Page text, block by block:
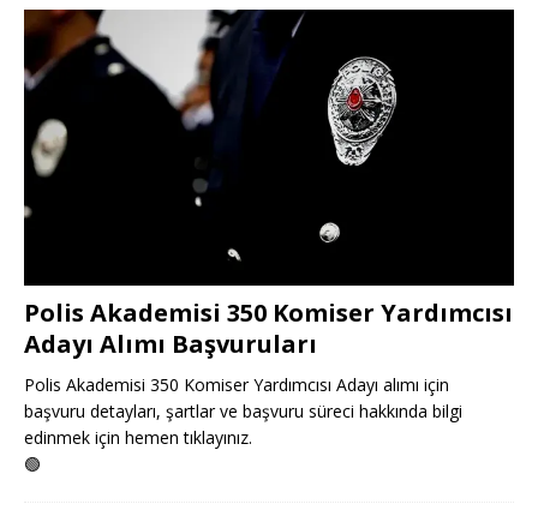
Polis Akademisi 350 Komiser Yardımcısı
Adayı Alımı Başvuruları
Polis Akademisi 350 Komiser Yardımcısı Adayı alımı için
başvuru detayları, şartlar ve başvuru süreci hakkında bilgi
edinmek için hemen tıklayınız.
🟢